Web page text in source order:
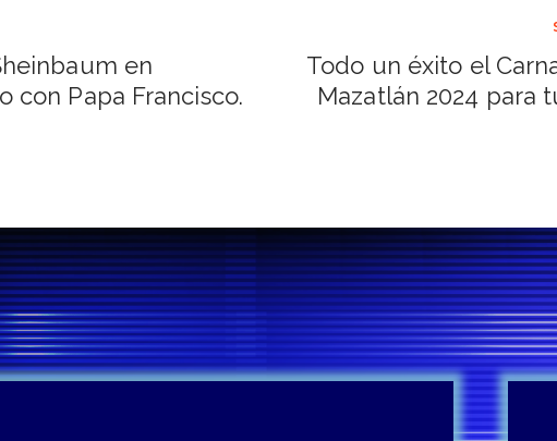
en
con Papa Francisco.
Todo un éxito el
Mazatlán 2024 para